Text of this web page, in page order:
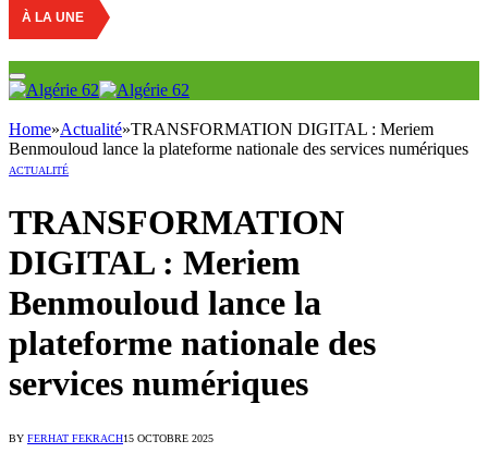
À LA UNE
Home»Actualité»TRANSFORMATION DIGITAL : Meriem
Benmouloud lance la plateforme nationale des services numériques
ACTUALITÉ
TRANSFORMATION
DIGITAL : Meriem
Benmouloud lance la
plateforme nationale des
services numériques
BY FERHAT FEKRACH15 OCTOBRE 2025